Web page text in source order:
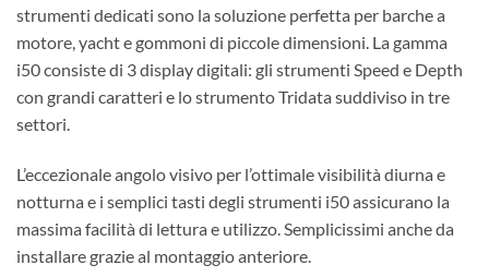
strumenti dedicati sono la soluzione perfetta per barche a
motore, yacht e gommoni di piccole dimensioni. La gamma
i50 consiste di 3 display digitali: gli strumenti Speed e Depth
con grandi caratteri e lo strumento Tridata suddiviso in tre
settori.
L’eccezionale angolo visivo per l’ottimale visibilità diurna e
notturna e i semplici tasti degli strumenti i50 assicurano la
massima facilità di lettura e utilizzo. Semplicissimi anche da
installare grazie al montaggio anteriore.